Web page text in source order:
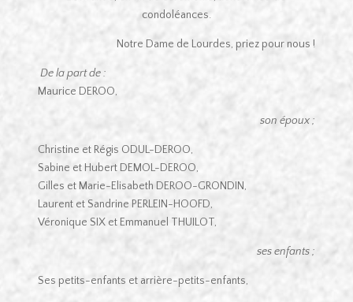
condoléances.
Notre Dame de Lourdes, priez pour nous !
De la part de :
Maurice DEROO,
son époux ;
Christine et Régis ODUL-DEROO,
Sabine et Hubert DEMOL-DEROO,
Gilles et Marie-Elisabeth DEROO-GRONDIN,
Laurent et Sandrine PERLEIN-HOOFD,
Véronique SIX et Emmanuel THUILOT,
ses enfants ;
Ses petits-enfants et arrière-petits-enfants,